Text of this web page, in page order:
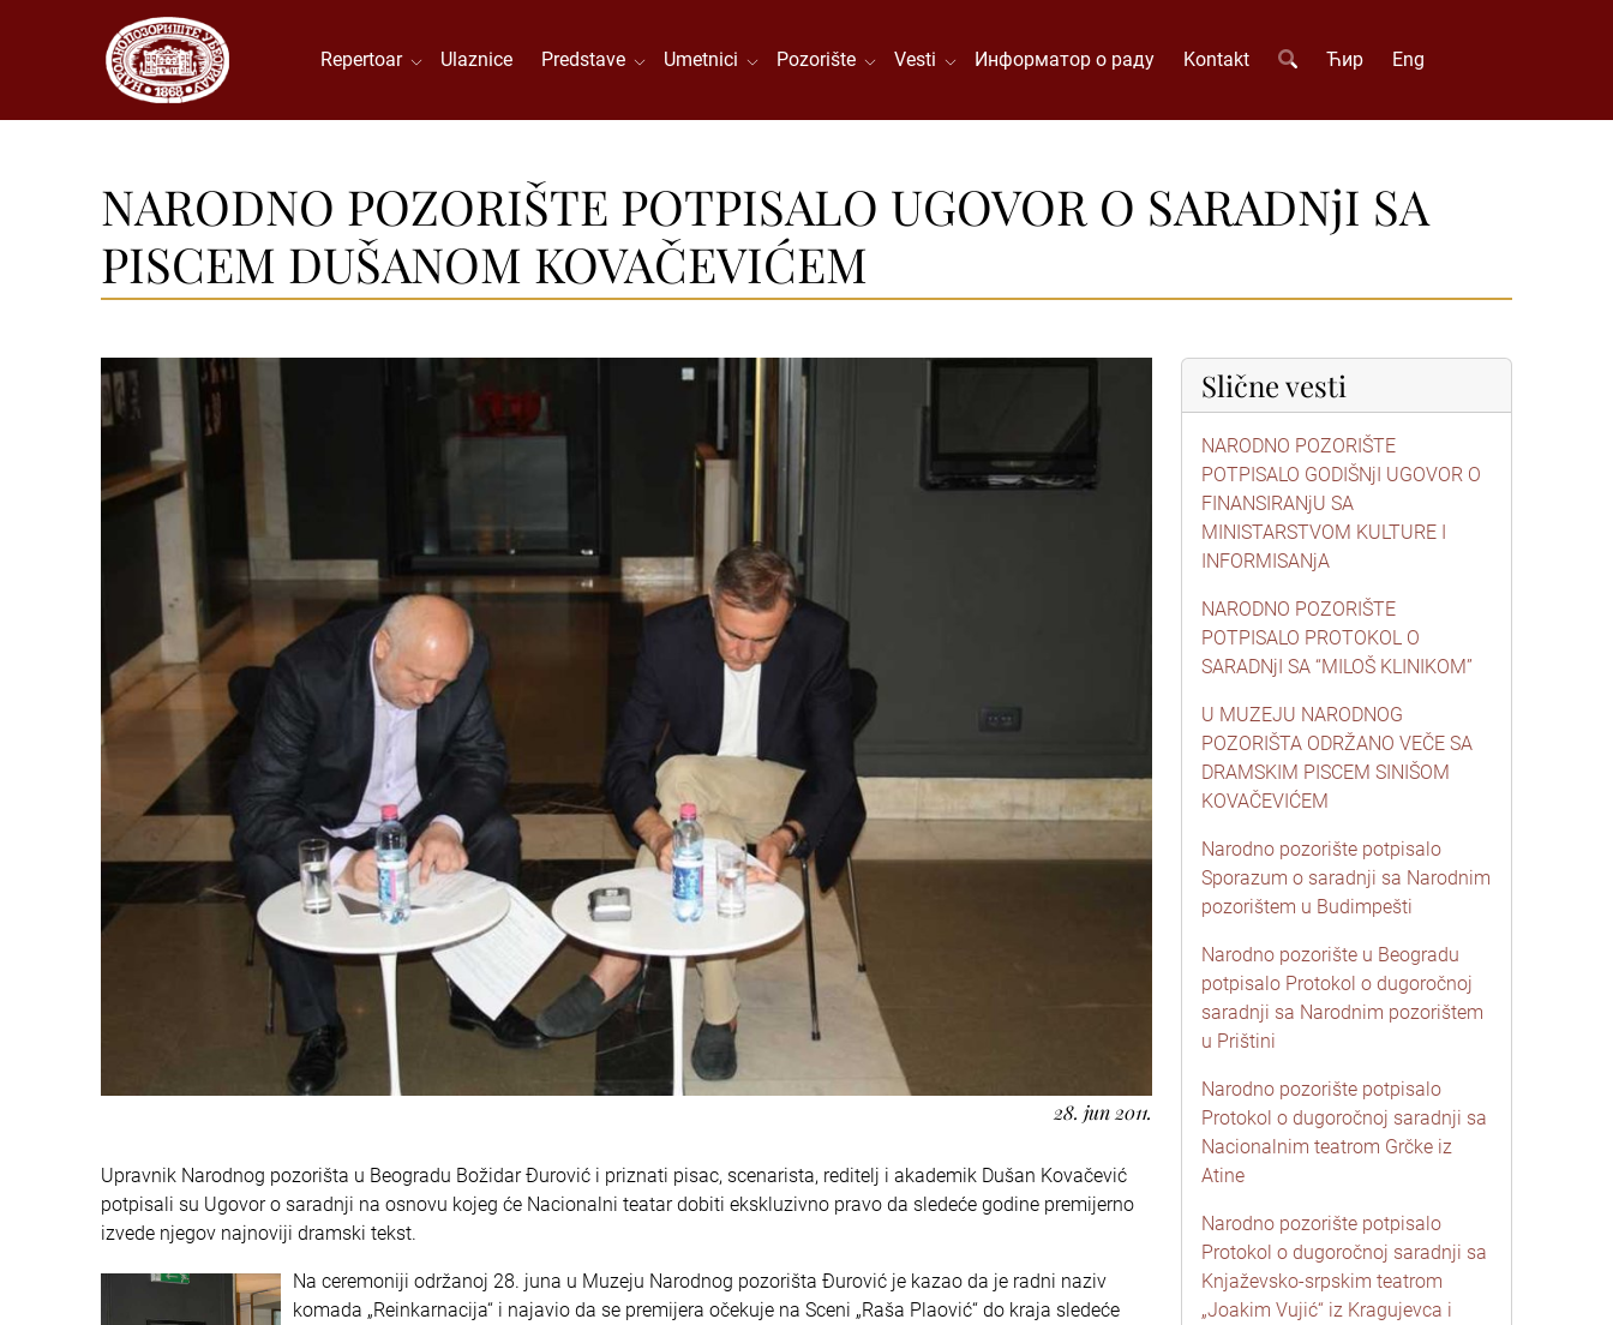
Repertoar Ulaznice Predstave Umetnici Pozorište Vesti Информатор о раду Kontakt Ћир Eng
NARODNO POZORIŠTE POTPISALO UGOVOR O SARADNjI SA
PISCEM DUŠANOM KOVAČEVIĆEM
28. jun 2011.
Upravnik Narodnog pozorišta u Beogradu Božidar Đurović i priznati pisac, scenarista, reditelj i akademik Dušan Kovačević
potpisali su Ugovor o saradnji na osnovu kojeg će Nacionalni teatar dobiti ekskluzivno pravo da sledeće godine premijerno
izvede njegov najnoviji dramski tekst.
Na ceremoniji održanoj 28. juna u Muzeju Narodnog pozorišta Đurović je kazao da je radni naziv
komada „Reinkarnacija“ i najavio da se premijera očekuje na Sceni „Raša Plaović“ do kraja sledeće
Slične vesti
NARODNO POZORIŠTE
POTPISALO GODIŠNjI UGOVOR O
FINANSIRANjU SA
MINISTARSTVOM KULTURE I
INFORMISANjA
NARODNO POZORIŠTE
POTPISALO PROTOKOL O
SARADNjI SA “MILOŠ KLINIKOM”
U MUZEJU NARODNOG
POZORIŠTA ODRŽANO VEČE SA
DRAMSKIM PISCEM SINIŠOM
KOVAČEVIĆEM
Narodno pozorište potpisalo
Sporazum o saradnji sa Narodnim
pozorištem u Budimpešti
Narodno pozorište u Beogradu
potpisalo Protokol o dugoročnoj
saradnji sa Narodnim pozorištem
u Prištini
Narodno pozorište potpisalo
Protokol o dugoročnoj saradnji sa
Nacionalnim teatrom Grčke iz
Atine
Narodno pozorište potpisalo
Protokol o dugoročnoj saradnji sa
Knjaževsko-srpskim teatrom
„Joakim Vujić“ iz Kragujevca i